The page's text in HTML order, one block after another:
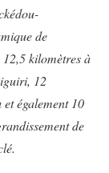
de
kilomètres à
12
également 10
de